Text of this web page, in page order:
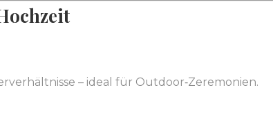
– ideal für Outdoor‑Zeremonien.